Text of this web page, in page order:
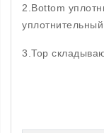
2.Bottom
3.Top